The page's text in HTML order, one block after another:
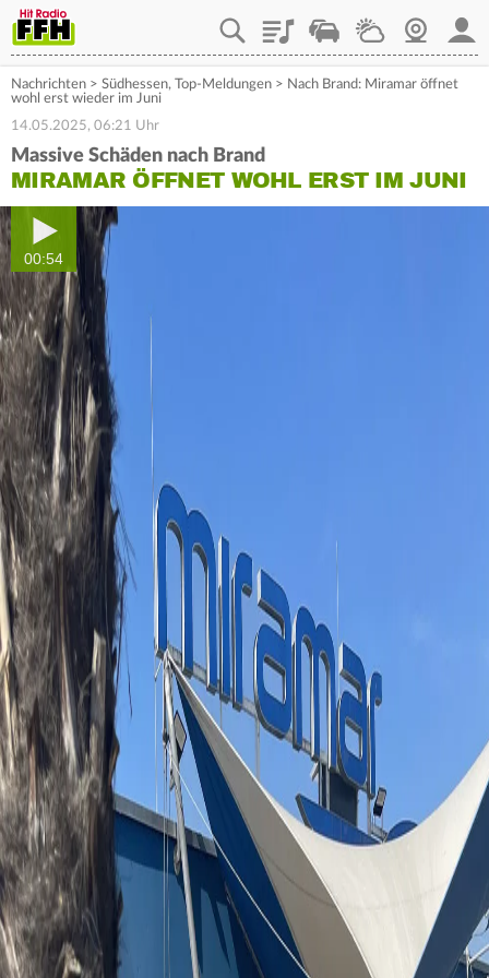
PlaylistStaupilotWetterWebcam
Nachrichten > Südhessen, Top-Meldungen > Nach Brand: Miramar öffnet
wohl erst wieder im Juni
14.05.2025, 06:21 Uhr
Massive Schäden nach Brand
MIRAMAR ÖFFNET WOHL ERST IM JUNI
00:54